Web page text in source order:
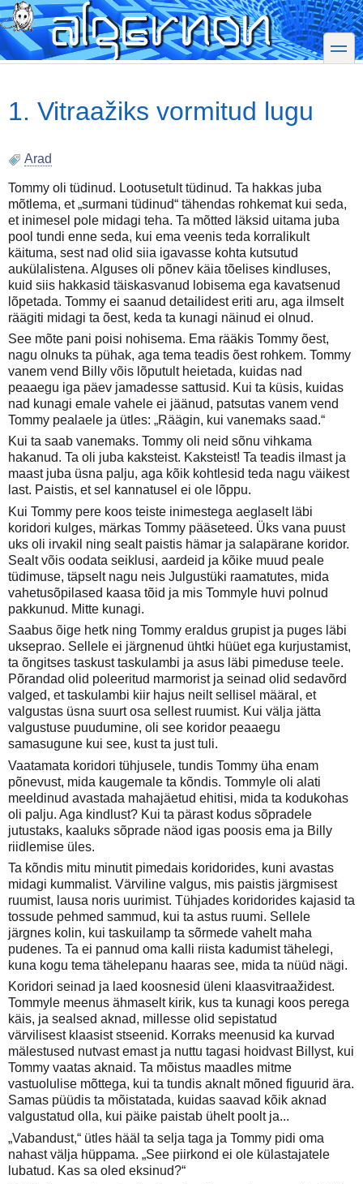
Skip
to
main
content
toggle
1. Vitraažiks vormitud lugu
Arad
Tommy oli tüdinud. Lootusetult tüdinud. Ta hakkas juba
mõtlema, et „surmani tüdinud“ tähendas rohkemat kui seda,
et inimesel pole midagi teha. Ta mõtted läksid uitama juba
pool tundi enne seda, kui ema veenis teda korralikult
käituma, sest nad olid siia igavasse kohta kutsutud
aukülalistena. Alguses oli põnev käia tõelises kindluses,
kuid siis hakkasid täiskasvanud lobisema ega kavatsenud
lõpetada. Tommy ei saanud detailidest eriti aru, aga ilmselt
räägiti midagi ta õest, keda ta kunagi näinud ei olnud.
See mõte pani poisi nohisema. Ema rääkis Tommy õest,
nagu olnuks ta pühak, aga tema teadis õest rohkem. Tommy
vanem vend Billy võis lõputult heietada, kuidas nad
peaaegu iga päev jamadesse sattusid. Kui ta küsis, kuidas
nad kunagi emale vahele ei jäänud, patsutas vanem vend
Tommy pealaele ja ütles: „Räägin, kui vanemaks saad.“
Kui ta saab vanemaks. Tommy oli neid sõnu vihkama
hakanud. Ta oli juba kaksteist. Kaksteist! Ta teadis ilmast ja
maast juba üsna palju, aga kõik kohtlesid teda nagu väikest
last. Paistis, et sel kannatusel ei ole lõppu.
Kui Tommy pere koos teiste inimestega aeglaselt läbi
koridori kulges, märkas Tommy pääseteed. Üks vana puust
uks oli irvakil ning sealt paistis hämar ja salapärane koridor.
Sealt võis oodata seiklusi, aardeid ja kõike muud peale
tüdimuse, täpselt nagu neis Julgustüki raamatutes, mida
vahetusõpilased kaasa tõid ja mis Tommyle huvi polnud
pakkunud. Mitte kunagi.
Saabus õige hetk ning Tommy eraldus grupist ja puges läbi
ukseprao. Sellele ei järgnenud ühtki hüüet ega kurjustamist,
ta õngitses taskust taskulambi ja asus läbi pimeduse teele.
Põrandad olid poleeritud marmorist ja seinad olid sedavõrd
valged, et taskulambi kiir hajus neilt sellisel määral, et
valgustas üsna suurt osa sellest ruumist. Kui välja jätta
valgustuse puudumine, oli see koridor peaaegu
samasugune kui see, kust ta just tuli.
Vaatamata koridori tühjusele, tundis Tommy üha enam
põnevust, mida kaugemale ta kõndis. Tommyle oli alati
meeldinud avastada mahajäetud ehitisi, mida ta kodukohas
oli palju. Aga kindlust? Kui ta pärast kodus sõpradele
jutustaks, kaaluks sõprade näod igas poosis ema ja Billy
riidlemise üles.
Ta kõndis mitu minutit pimedais koridorides, kuni avastas
midagi kummalist. Värviline valgus, mis paistis järgmisest
ruumist, lausa noris uurimist. Tühjades koridorides kajasid ta
tossude pehmed sammud, kui ta astus ruumi. Sellele
järgnes kolin, kui taskuilamp ta sõrmede vahelt maha
pudenes. Ta ei pannud oma kalli riista kadumist tähelegi,
kuna kogu tema tähelepanu haaras see, mida ta nüüd nägi.
Koridori seinad ja laed koosnesid üleni klaasvitraažidest.
Tommyle meenus ähmaselt kirik, kus ta kunagi koos perega
käis, ja sealsed aknad, millesse olid sepistatud
värvilisest klaasist stseenid. Korraks meenusid ka kurvad
mälestused nutvast emast ja nuttu tagasi hoidvast Billyst, kui
Tommy vaatas aknaid. Ta mõistus maadles mitme
vastuolulise mõttega, kui ta tundis aknalt mõned figuurid ära.
Samas püüdis ta mõistatada, kuidas saavad kõik aknad
valgustatud olla, kui päike paistab ühelt poolt ja...
„Vabandust,“ ütles hääl ta selja taga ja Tommy pidi oma
nahast välja hüppama. „See piirkond ei ole külastajatele
lubatud. Kas sa oled eksinud?“